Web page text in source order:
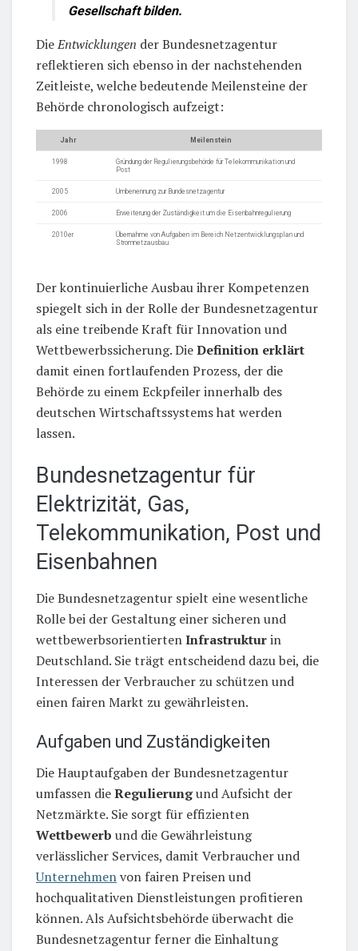
Gesellschaft bilden.
DieEntwicklungen der Bundesnetzagentur
reflektieren sich ebenso in der nachstehenden
Zeitleiste, welche bedeutende Meilensteine der
Behörde chronologisch aufzeigt:
Jahr Meilenstein
1998
Gründung der Regulierungsbehörde für Telekommunikation und
Post
2005 Umbenennung zur Bundesnetzagentur
2006 Erweiterung der Zuständigkeit um die Eisenbahnregulierung
2010er
Übernahme von Aufgaben im Bereich Netzentwicklungsplan und
Stromnetzausbau
Der kontinuierliche Ausbau ihrer Kompetenzen
spiegelt sich in der Rolle der Bundesnetzagentur
als eine treibende Kraft für Innovation und
Wettbewerbssicherung. DieDefinition erklärt
damit einen fortlaufenden Prozess, der die
Behörde zu einem Eckpfeiler innerhalb des
deutschen Wirtschaftssystems hat werden
lassen.
Bundesnetzagentur für
Elektrizität, Gas,
Telekommunikation, Post und
Eisenbahnen
Die Bundesnetzagentur spielt eine wesentliche
Rolle bei der Gestaltung einer sicheren und
wettbewerbsorientiertenInfrastrukturin
Deutschland. Sie trägt entscheidend dazu bei, die
Interessen der Verbraucher zu schützen und
einen fairen Markt zu gewährleisten.
Aufgaben und Zuständigkeiten
Die Hauptaufgaben der Bundesnetzagentur
umfassen dieRegulierungund Aufsicht der
Netzmärkte. Sie sorgt für effizienten
Wettbewerb und die Gewährleistung
verlässlicher Services, damit Verbraucher und
Unternehmenvon fairen Preisen und
hochqualitativen Dienstleistungen profitieren
können. Als Aufsichtsbehörde überwacht die
Bundesnetzagentur ferner die Einhaltung